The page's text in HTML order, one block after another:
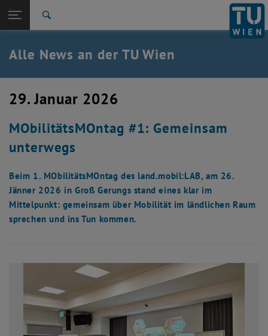
TU Login
Quicklinks
Quicklinks-Menü umschalten
Studium
Karriere
Zurück: Subseiten von TU Wien Startseite auflisten
Zurück zur letzten Ebene:
TU Wien Startseite
Übersicht
Alle News an der TU Wien
29. Januar 2026
MObilitätsMOntag #1: Gemeinsam
unterwegs
Beim 1. MObilitätsMOntag des land.mobil:LAB, am 26.
Jänner 2026 in Groß Gerungs stand eines klar im
Mittelpunkt: gemeinsam über Mobilität im ländlichen Raum
sprechen und ins Tun kommen.